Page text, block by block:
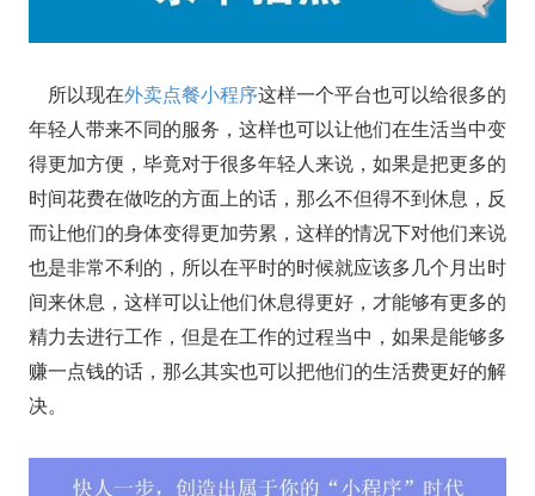
所以现在外卖点餐小程序这样一个平台也可以给很多的
年轻人带来不同的服务，这样也可以让他们在生活当中变
得更加方便，毕竟对于很多年轻人来说，如果是把更多的
时间花费在做吃的方面上的话，那么不但得不到休息，反
而让他们的身体变得更加劳累，这样的情况下对他们来说
也是非常不利的，所以在平时的时候就应该多几个月出时
间来休息，这样可以让他们休息得更好，才能够有更多的
精力去进行工作，但是在工作的过程当中，如果是能够多
赚一点钱的话，那么其实也可以把他们的生活费更好的解
决。